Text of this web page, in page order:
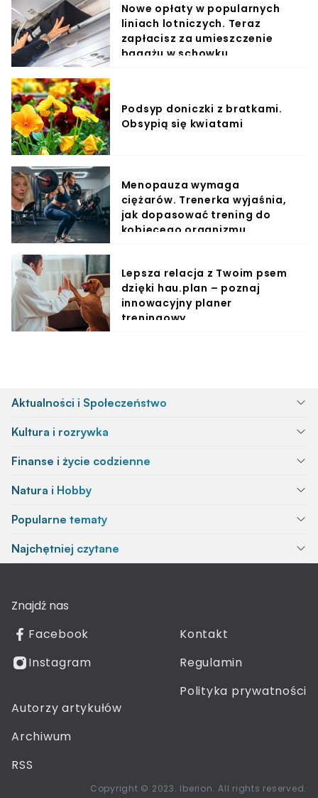
Nowe opłaty w popularnych
liniach lotniczych. Teraz
zapłacisz za umieszczenie
bagażu w schowku
Podsyp doniczki z bratkami.
Obsypią się kwiatami
Menopauza wymaga
ciężarów. Trenerka wyjaśnia,
jak dopasować trening do
kobiecego organizmu
Lepsza relacja z Twoim psem
dzięki hau.plan – poznaj
innowacyjny planer
treningowy
Aktualności i Społeczeństwo
Kultura i rozrywka
Finanse i życie codzienne
Natura i Hobby
Popularne tematy
Najchętniej czytane
Znajdź nas
Facebook
Instagram
Kontakt
Regulamin
Polityka prywatności
Autorzy artykułów
Archiwum
RSS
Copyright © 2023. Iberion. All rights reserved.